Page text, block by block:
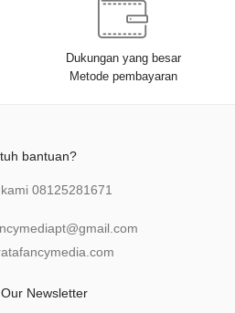
Dukungan yang besar
Metode pembayaran
bantuan?
08125281671
.com
Newsletter